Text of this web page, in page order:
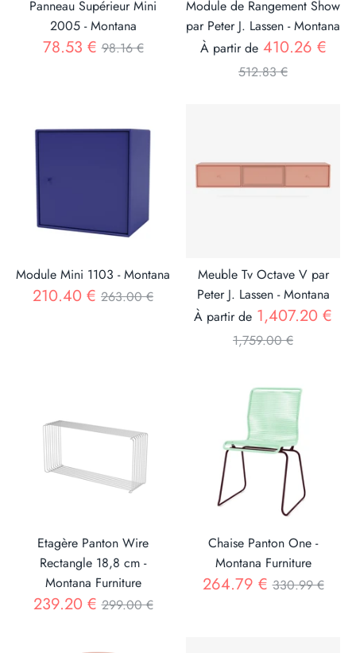
Panneau Supérieur Mini
2005 - Montana
78.53 €Prix
98.16 €
Module de Rangement Show
par Peter J. Lassen - Montana
À partir de 410.26 €Prix
512.83 €
Module Mini 1103 - Montana
210.40 € Prix
263.00 €
Meuble Tv Octave V par
Peter J. Lassen - Montana
À partir de 1,407.20 €
1,759.00 €
Etagère Panton Wire
Rectangle 18,8 cm -
Montana Furniture
239.20 €Prix
299.00 €
Chaise Panton One -
Montana Furniture
264.79 €Prix
330.99 €